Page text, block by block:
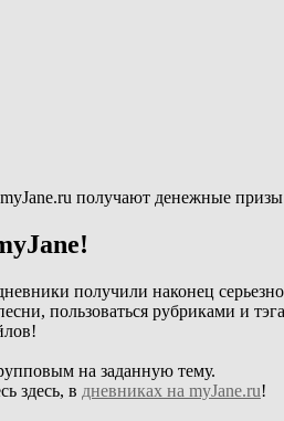
получают денежные
получили наконец
пользоваться рубриками и
на заданную тему.
здесь, в дневниках на myJane.ru!